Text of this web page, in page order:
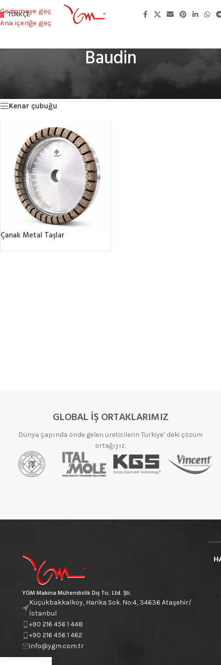
Gezinmeye geç
Ana içeriğe geç
TÜRKÇE
Baudin
Kenar çubuğu
Çanak Metal Taşlar
GLOBAL İŞ ORTAKLARIMIZ
Dünya çapında önde gelen üreticilerin Türkiye’ deki çözüm
ortağıyız.
YGM Makina Mühendislik Dış Tic. Ltd. Şti.
Küçükbakkalköy, Harika Sok. No:4, 34636 Ataşehir/
İstanbul
+90 216 456 1 448
+90 216 456 1 462
info@ygm.com.tr